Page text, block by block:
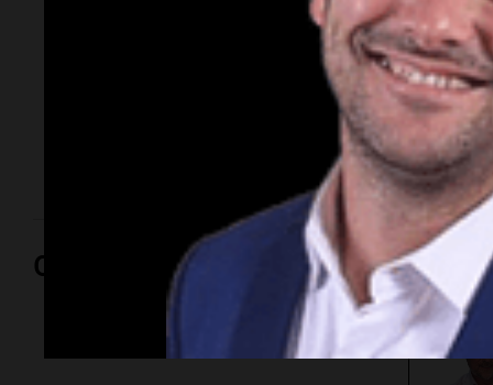
grupo extremista
Un ataque de insurgentes vinculados al Estado
Islámico en una aldea del Congo dejó al menos 13
muertos. Las víctimas fueron sorprendidas en su
hogar mientras los atacantes incendiaron y
Opinión